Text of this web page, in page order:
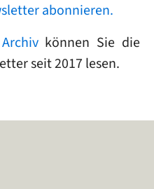
abonnieren.
können Sie die
seit 2017 lesen.